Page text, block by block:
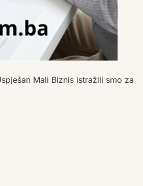
Mali Biznis istražili smo za